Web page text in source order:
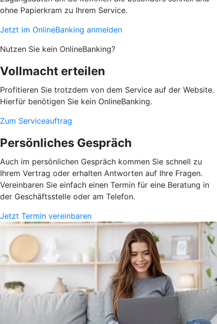
ohne Papierkram zu Ihrem Service.
Jetzt im OnlineBanking anmelden
Nutzen Sie kein OnlineBanking?
Vollmacht erteilen
Profitieren Sie trotzdem von dem Service auf der Website.
Hierfür benötigen Sie kein OnlineBanking.
Zum Serviceauftrag
Persönliches Gespräch
Auch im persönlichen Gespräch kommen Sie schnell zu
Ihrem Vertrag oder erhalten Antworten auf Ihre Fragen.
Vereinbaren Sie einfach einen Termin für eine Beratung in
der Geschäftsstelle oder am Telefon.
Jetzt Termin vereinbaren